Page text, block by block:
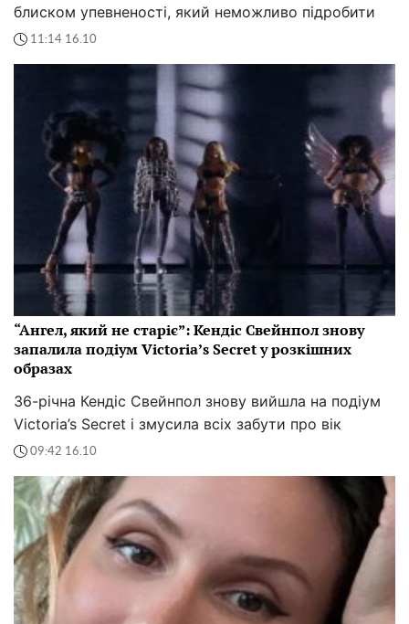
блиском упевненості, який неможливо підробити
11:14 16.10
“Ангел, який не старіє”: Кендіс Свейнпол знову
запалила подіум Victoria’s Secret у розкішних
образах
36-річна Кендіс Свейнпол знову вийшла на подіум
Victoria’s Secret і змусила всіх забути про вік
09:42 16.10